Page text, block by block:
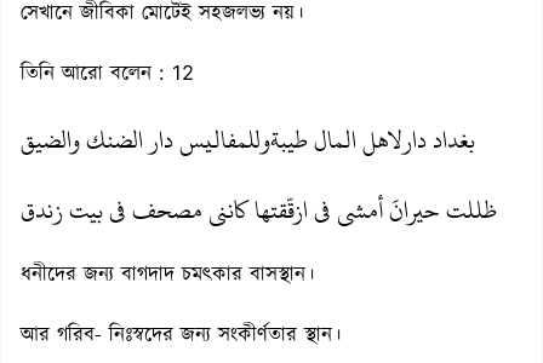
সেখানে জীবিকা মোটেই সহজলভ্য নয়।
তিনি আরো বলেন : 12
بغداد دارلاهل المال طيبةوللمفاليس دار الضنك والضيق
ظللت حيرانَ أمشى فى ازقّقتها كاننى مصحف فى بيت زندق
ধনীদের জন্য বাগদাদ চমৎকার বাসস্থান।
আর গরিব- নিঃস্বদের জন্য সংকীর্ণতার স্থান।